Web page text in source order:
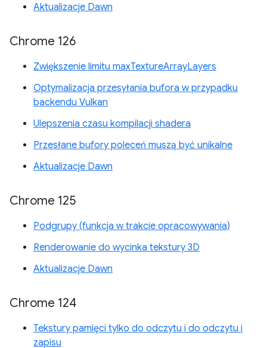
Aktualizacje Dawn
Chrome 126
Zwiększenie limitu maxTextureArrayLayers
Optymalizacja przesyłania bufora w przypadku
backendu Vulkan
Ulepszenia czasu kompilacji shadera
Przesłane bufory poleceń muszą być unikalne
Aktualizacje Dawn
Chrome 125
Podgrupy (funkcja w trakcie opracowywania)
Renderowanie do wycinka tekstury 3D
Aktualizacje Dawn
Chrome 124
Tekstury pamięci tylko do odczytu i do odczytu i
zapisu